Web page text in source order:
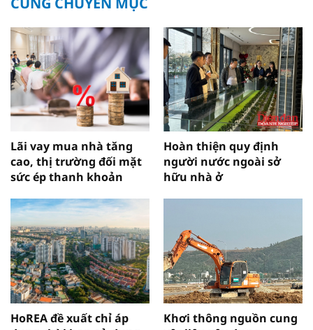
Lãi vay mua nhà tăng
cao, thị trường đối mặt
sức ép thanh khoản
Hoàn thiện quy định
người nước ngoài sở
hữu nhà ở
HoREA đề xuất chỉ áp
Khơi thông nguồn cung